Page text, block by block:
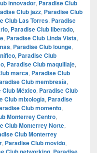
innovador, Paradise Club
Club jazz, Paradise Club
Club Las Torres, Paradise
, Paradise Club liberado,
, Paradise Club Linda Vista,
, Paradise Club lounge,
, Paradise Club
, Paradise Club maquillaje,
marca, Paradise Club
Club membresía,
Club México, Paradise Club
Club mixología, Paradise
Club momento,
Monterrey Centro,
Club Monterrey Norte,
Club Monterrey
, Paradise Club movido,
,